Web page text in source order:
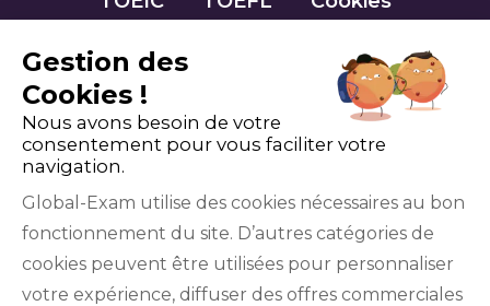
YouTube
Gestion des
Cookies !
Nous avons besoin de votre
consentement pour vous faciliter votre
navigation.
Global-Exam utilise des cookies nécessaires au bon
fonctionnement du site. D’autres catégories de
cookies peuvent être utilisées pour personnaliser
votre expérience, diffuser des offres commerciales